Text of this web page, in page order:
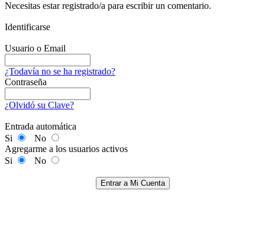
Necesitas estar registrado/a para escribir un comentario.
Identificarse
Usuario o Email
¿Todavía no se ha registrado?
Contraseña
¿Olvidó su Clave?
Entrada automática
Si
No
Agregarme a los usuarios activos
Si
No
Entrar a Mi Cuenta